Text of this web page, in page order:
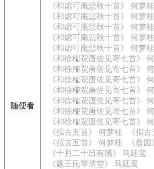
随便看
《和虑可庵悲秋十首》 何梦桂
《和虑可庵悲秋十首》 何梦桂
《和虑可庵悲秋十首》 何梦桂
《和虑可庵悲秋十首》 何梦桂
《和虑可庵悲秋十首》 何梦桂
《和徐榷院唐佐见寄七首》
《和徐榷院唐佐见寄七首》
《和徐榷院唐佐见寄七首》
《和徐榷院唐佐见寄七首》
《和徐榷院唐佐见寄七首》
《和徐榷院唐佐见寄七首》
《和徐榷院唐佐见寄七首》
《拟古五首》 何梦桂
《拟
《拟古五首》 何梦桂
《盘
《十月二十日有感》 马廷鸾
《题王氏琴清堂》 马廷鸾